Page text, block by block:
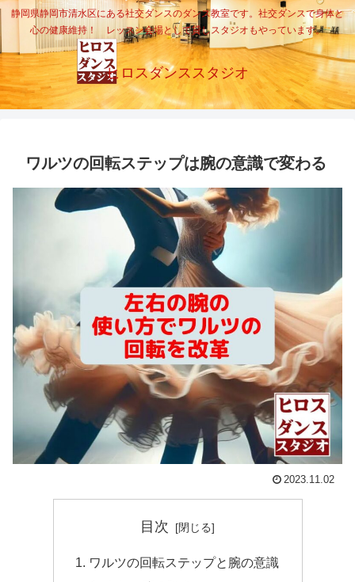
静岡県静岡市清水区にある社交ダンスのダンス教室です。社交ダンスで身体と
心の健康維持！ レッスン会場として貸しスタジオもやっています。
ヒロスダンススタジオ
ワルツの回転ステップは腕の意識で変わる
2023.11.02
目次
ワルツの回転ステップと腕の意識